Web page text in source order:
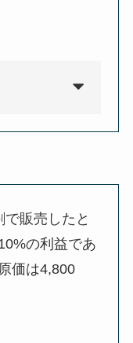
販売したと
の利益であ
価は4,800